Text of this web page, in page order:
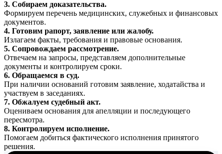
3. Собираем доказательства.
Формируем перечень медицинских, служебных и финансовых
документов.
4. Готовим рапорт, заявление или жалобу.
Излагаем факты, требования и правовые основания.
5. Сопровождаем рассмотрение.
Отвечаем на запросы, представляем дополнительные
документы и контролируем сроки.
6. Обращаемся в суд.
При наличии оснований готовим заявление, ходатайства и
участвуем в заседаниях.
7. Обжалуем судебный акт.
Оцениваем основания для апелляции и последующего
пересмотра.
8. Контролируем исполнение.
Помогаем добиться фактического исполнения принятого
решения.